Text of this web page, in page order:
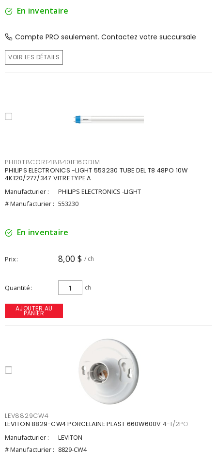
En inventaire
Compte PRO seulement. Contactez votre succursale
VOIR LES DÉTAILS
PHI10T8CORE48840IF16GDIM
PHILIPS ELECTRONICS -LIGHT 553230 TUBE DEL T8 48PO 10W
4K120/277/347 VITRE TYPE A
Manufacturier :
PHILIPS ELECTRONICS -LIGHT
# Manufacturier : 553230
En inventaire
Prix 8,00 $ / ch
Quantité ch
AJOUTER AU
PANIER
LEV8829CW4
LEVITON 8829-CW4 PORCELAINE PLAST 660W600V 4-1/2PO
Manufacturier :
LEVITON
# Manufacturier : 8829-CW4